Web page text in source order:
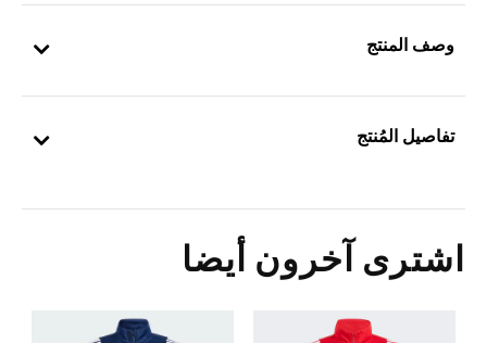
وصف المنتج
تفاصيل المُنتج
اشترى آخرون أيضا